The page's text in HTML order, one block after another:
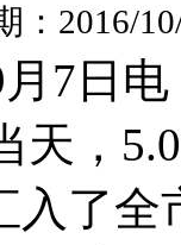
：2016/
日电 (
天，
入了